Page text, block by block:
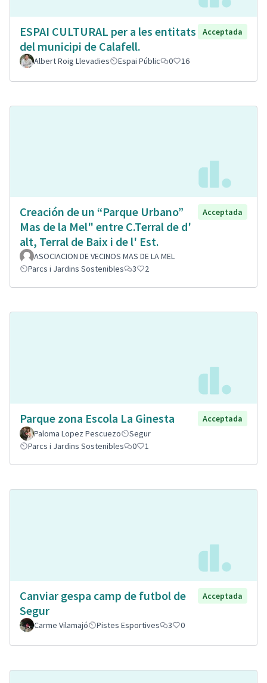
ESPAI CULTURAL per a les entitats
del municipi de Calafell.
Acceptada
Albert Roig Llevadies Espai Públic 0 16
Creación de un “Parque Urbano”
Mas de la Mel" entre C.Terral de d'
alt, Terral de Baix i de l' Est.
Acceptada
ASOCIACION DE VECINOS MAS DE LA MEL
Parcs i Jardins Sostenibles
3 2
Parque zona Escola La Ginesta
Acceptada
Paloma Lopez Pescuezo
Segur
Parcs i Jardins Sostenibles
0 1
Canviar gespa camp de futbol de
Segur
Acceptada
Carme Vilamajó Pistes Esportives 3 0